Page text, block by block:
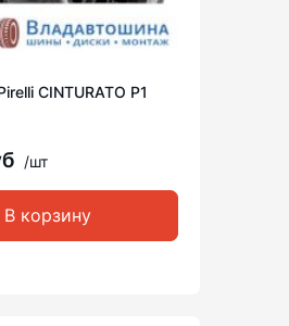
CINTURATO P1
/шт
В корзину